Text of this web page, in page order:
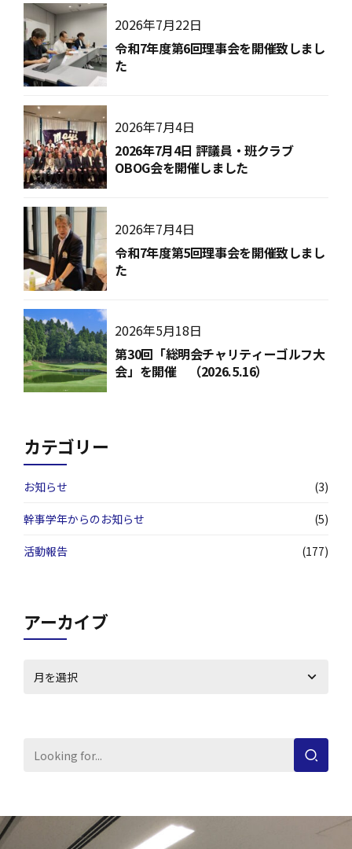
2026年7月22日
令和7年度第6回理事会を開催致しまし
た
2026年7月4日
2026年7月4日 評議員・班クラブ
OBOG会を開催しました
2026年7月4日
令和7年度第5回理事会を開催致しまし
た
2026年5月18日
第30回「総明会チャリティーゴルフ大
会」を開催 （2026.5.16）
カテゴリー
お知らせ (3)
幹事学年からのお知らせ (5)
活動報告 (177)
アーカイブ